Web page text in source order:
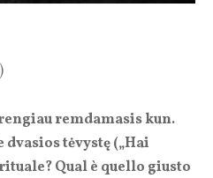
remdamasis kun.
tėvystę („Hai
Qual è quello giusto